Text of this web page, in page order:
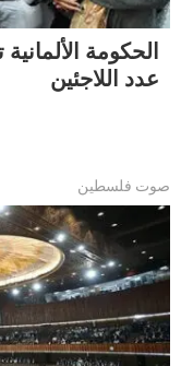
الحكومة
عدد اللاجئين
صوت فلسطين